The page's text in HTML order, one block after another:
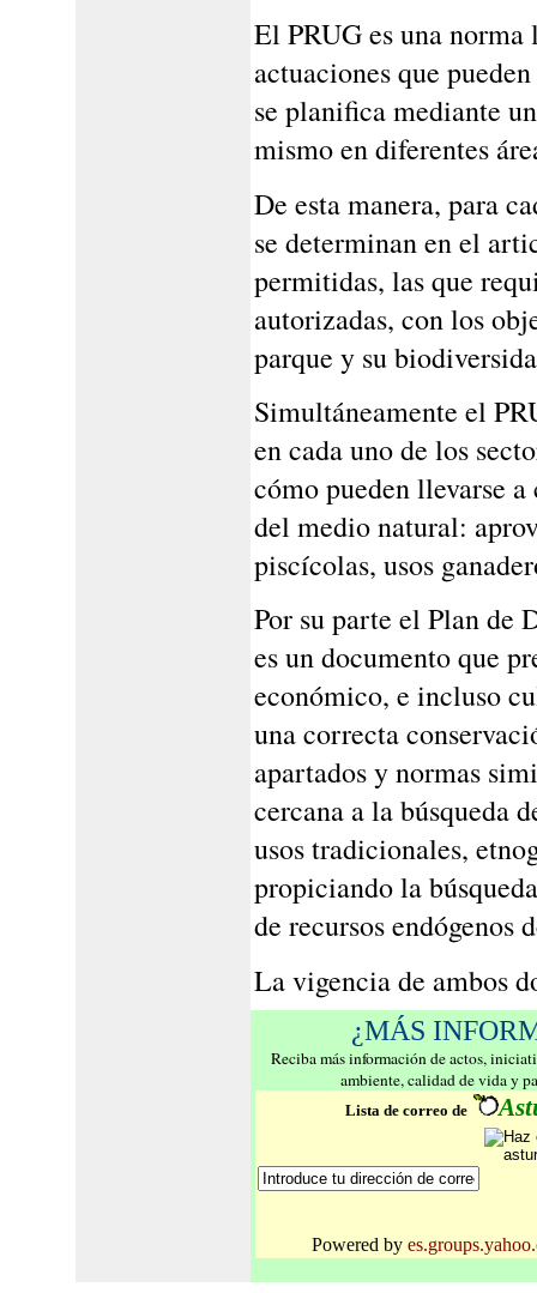
El PRUG es una
actuaciones que
se planifica mediante
mismo en diferentes
De esta manera, para
se determinan en el
permitidas, las que
autorizadas, con los
parque y su
Simultáneamente el
en cada uno de los
cómo pueden llevarse
del medio natural:
piscícolas, usos
Por su parte el Plan de
es un documento que
económico, e incluso
una correcta
apartados y normas
cercana a la búsqueda
usos tradicionales,
propiciando la
de recursos endógenos
La vigencia de ambos
¿MÁS
Reciba más información de actos,
ambiente, calidad de vida y
Lista de correo de
Powered by